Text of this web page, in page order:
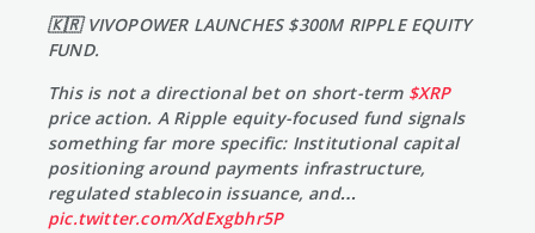
🇰🇷 VIVOPOWER LAUNCHES $300M RIPPLE EQUITY
FUND.
This is not a directional bet on short-term $XRP
price action. A Ripple equity-focused fund signals
something far more specific: Institutional capital
positioning around payments infrastructure,
regulated stablecoin issuance, and…
pic.twitter.com/XdExgbhr5P